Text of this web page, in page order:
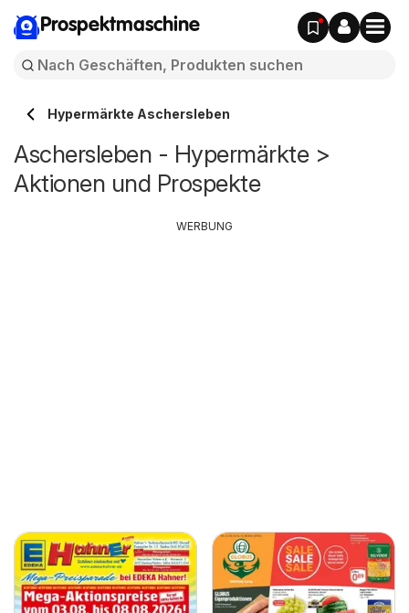
Prospektmaschine
Hypermärkte Aschersleben
Aschersleben - Hypermärkte >
Aktionen und Prospekte
WERBUNG